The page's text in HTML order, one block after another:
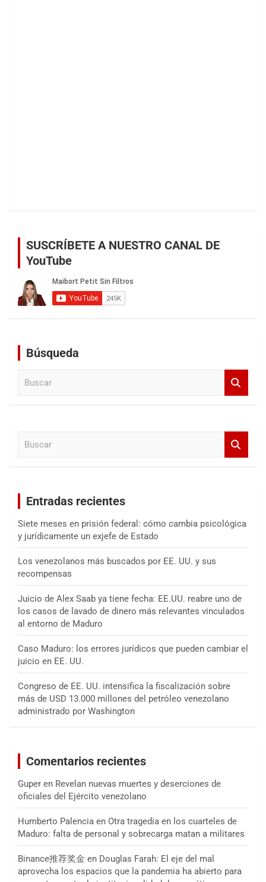
SUSCRÍBETE A NUESTRO CANAL DE
YouTube
Búsqueda
Entradas recientes
Siete meses en prisión federal: cómo cambia psicológica
y jurídicamente un exjefe de Estado
Los venezolanos más buscados por EE. UU. y sus
recompensas
Juicio de Alex Saab ya tiene fecha: EE.UU. reabre uno de
los casos de lavado de dinero más relevantes vinculados
al entorno de Maduro
Caso Maduro: los errores jurídicos que pueden cambiar el
juicio en EE. UU.
Congreso de EE. UU. intensifica la fiscalización sobre
más de USD 13.000 millones del petróleo venezolano
administrado por Washington
Comentarios recientes
Guper en Revelan nuevas muertes y deserciones de
oficiales del Ejército venezolano
Humberto Palencia en Otra tragedia en los cuarteles de
Maduro: falta de personal y sobrecarga matan a militares
Binance推荐奖金 en Douglas Farah: El eje del mal
aprovecha los espacios que la pandemia ha abierto para